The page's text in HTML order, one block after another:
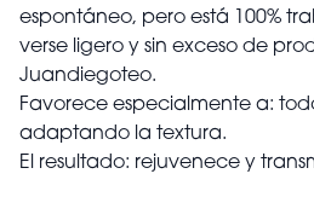
espontáneo, pero está 100%
verse ligero y sin exceso de
Juandiegoteo.
Favorece especialmente a:
adaptando la textura.
El resultado: rejuvenece y